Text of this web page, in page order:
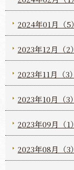
2024年01月（5）
2023年12月（2）
2023年11月（3）
2023年10月（3）
2023年09月（1）
2023年08月（3）